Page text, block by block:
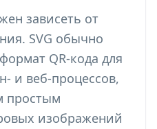
зависеть от
SVG обычно
QR-кода для
и веб-процессов,
простым
изображений